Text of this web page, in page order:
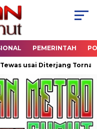
PEMERINTAH
Diterjang Tornado